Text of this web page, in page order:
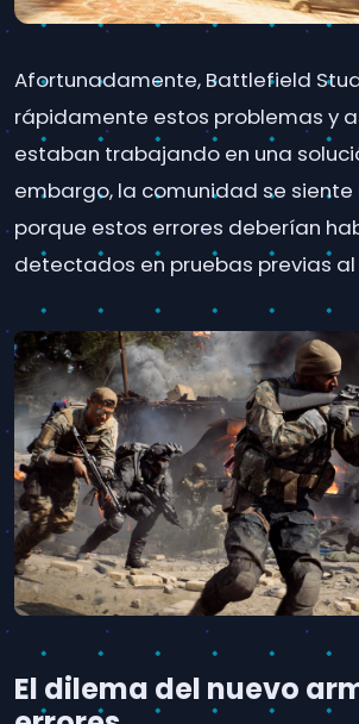
Afortunadamente, Battlefield
rápidamente estos problemas y
estaban trabajando en una
embargo, la comunidad se
porque estos errores deberían
detectados en pruebas previas
El dilema del nuevo